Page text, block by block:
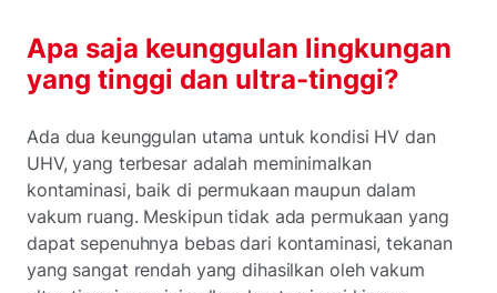
Apa saja keunggulan lingkungan
yang tinggi dan ultra-tinggi?
Ada dua keunggulan utama untuk kondisi HV dan
UHV, yang terbesar adalah meminimalkan
kontaminasi, baik di permukaan maupun dalam
vakum ruang. Meskipun tidak ada permukaan yang
dapat sepenuhnya bebas dari kontaminasi, tekanan
yang sangat rendah yang dihasilkan oleh vakum